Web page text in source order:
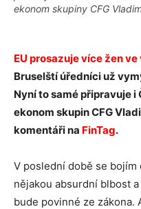
ekonom skupiny CFG
EU prosazuje více žen
Bruselští úředníci už
Nyní to samé připravuje i
ekonom skupin CFG
komentáři na FinTag.
V poslední době se
nějakou absurdní blbost
bude povinné ze zákona.